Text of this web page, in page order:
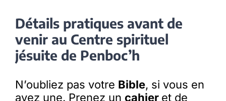
Détails pratiques avant de
venir au Centre spirituel
jésuite de Penboc’h
N’oubliez pas votre Bible, si vous en
avez une. Prenez un cahier et de